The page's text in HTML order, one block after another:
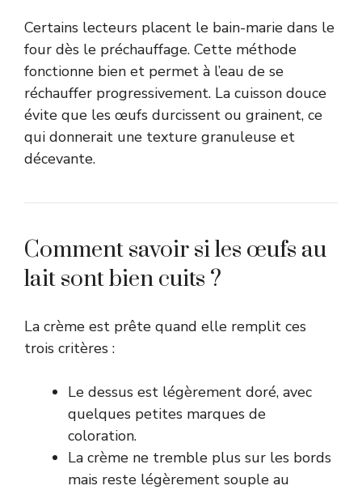
Certains lecteurs placent le bain-marie dans le
four dès le préchauffage. Cette méthode
fonctionne bien et permet à l’eau de se
réchauffer progressivement. La cuisson douce
évite que les œufs durcissent ou grainent, ce
qui donnerait une texture granuleuse et
décevante.
Comment savoir si les œufs au
lait sont bien cuits ?
La crème est prête quand elle remplit ces
trois critères :
Le dessus est légèrement doré, avec
quelques petites marques de
coloration.
La crème ne tremble plus sur les bords
mais reste légèrement souple au